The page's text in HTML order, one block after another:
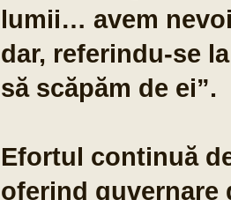
lumii… avem
dar, referindu-se
să scăpăm de ei”.
Efortul continuă
oferind guvernare